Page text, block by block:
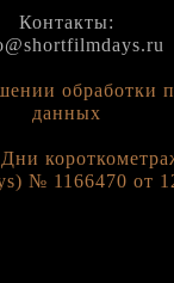
Контакты:
обработки
данных
№ 1166470 от